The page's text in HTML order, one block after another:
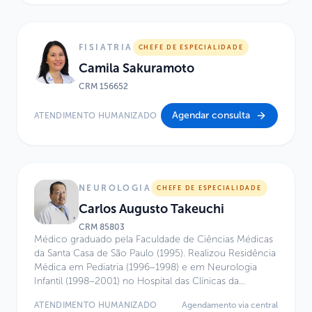
FISIATRIA CHEFE DE ESPECIALIDADE
Camila Sakuramoto
CRM 156652
ATENDIMENTO HUMANIZADO Agendar consulta
NEUROLOGIA CHEFE DE ESPECIALIDADE
Carlos Augusto Takeuchi
CRM 85803
Médico graduado pela Faculdade de Ciências Médicas
da Santa Casa de São Paulo (1995). Realizou Residência
Médica em Pediatria (1996–1998) e em Neurologia
Infantil (1998–2001) no Hospital das Clínicas da
(FMUSP). Possui Título de Especialista em Pediatria pela
ATENDIMENTO HUMANIZADO Agendamento via central